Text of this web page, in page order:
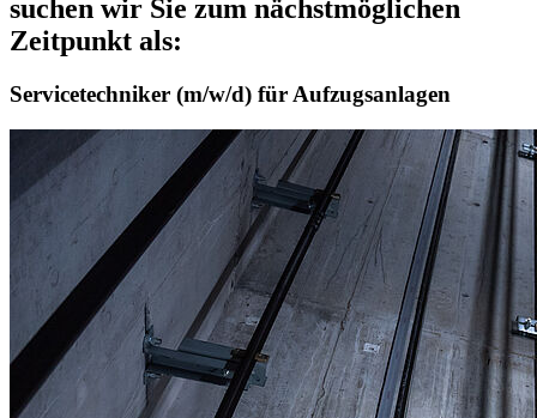
suchen wir Sie zum nächstmöglichen
Zeitpunkt als:
Servicetechniker (m/w/d) für Aufzugsanlagen